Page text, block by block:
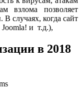
взлома позволяет
случаях, когда сайт
и т.д.),
в 2018